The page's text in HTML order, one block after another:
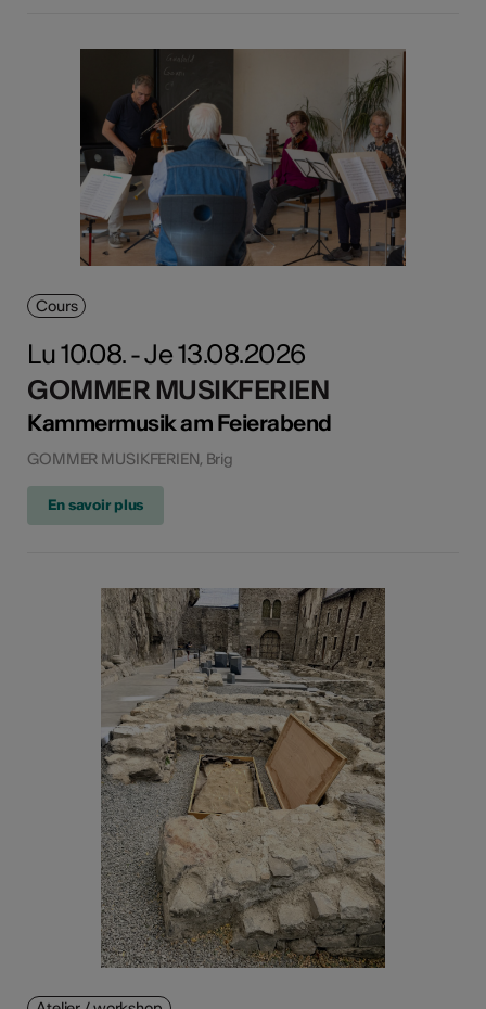
Cours
Lu 10.08. - Je 13.08.2026
GOMMER MUSIKFERIEN
Kammermusik am Feierabend
GOMMER MUSIKFERIEN, Brig
En savoir plus